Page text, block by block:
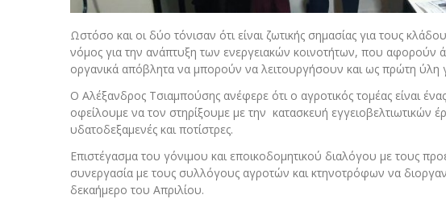
Ωστόσο και οι δύο τόνισαν ότι είναι ζωτικής σημασίας για τους
νόμος για την ανάπτυξη των ενεργειακών κοινοτήτων, που αφορούν
οργανικά απόβλητα να μπορούν να λειτουργήσουν και ως πρώτη ύλη
Ο Αλέξανδρος Τσιαμπούσης ανέφερε ότι ο αγροτικός τομέας είναι
οφείλουμε να τον στηρίξουμε με την κατασκευή
υδατοδεξαμενές και ποτίστρες.
Επιστέγασμα του γόνιμου και εποικοδομητικού διαλόγου με τους
συνεργασία με τους συλλόγους αγροτών και κτηνοτρόφων να
δεκαήμερο του Απριλίου.